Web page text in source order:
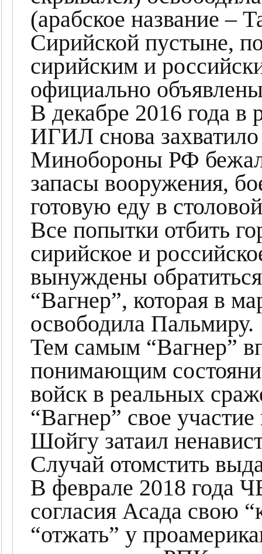
(арабское название –
Сирийской пустыне,
сирийским и
официально
В декабре 2016 года в
ИГИЛ снова
Минобороны РФ бежал
запасы вооружения,
готовую еду в
Все попытки отбить
сирийское и
вынуждены
“Вагнер”, которая в
освободила Пальмиру.
Тем самым “Вагнер”
понимающим
войск в реальных
“Вагнер” свое
Шойгу затаил
Случай отомстить
В феврале 2018 года
согласия Асада свою
“отжать” у